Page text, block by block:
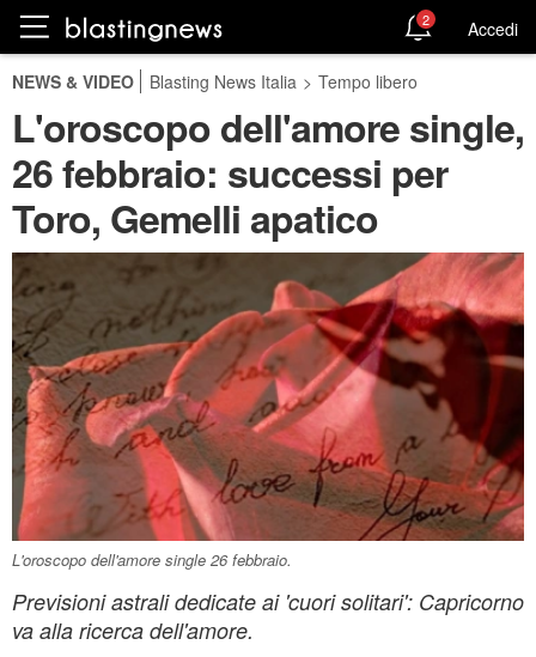
2 Accedi
NEWS & VIDEO Blasting News Italia > Tempo libero
L'oroscopo dell'amore single,
26 febbraio: successi per
Toro, Gemelli apatico
L'oroscopo dell'amore single 26 febbraio.
Previsioni astrali dedicate ai 'cuori solitari': Capricorno
va alla ricerca dell'amore.